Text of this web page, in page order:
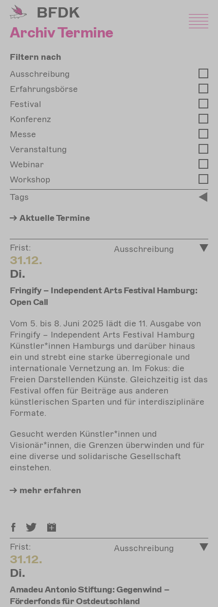
Direkt
zum
Inhalt
BFDK
Archiv Termine
Frist:
31.12.
Di.
Ausschreibung
Fringify – Independent Arts Festival Hamburg:
Open Call
Vom 5. bis 8. Juni 2025 lädt die 11. Ausgabe von
Fringify – Independent Arts Festival Hamburg
Künstler*innen Hamburgs und darüber hinaus
ein und strebt eine starke überregionale und
internationale Vernetzung an. Im Fokus: die
Freien Darstellenden Künste. Gleichzeitig ist das
Festival offen für Beiträge aus anderen
künstlerischen Sparten und für interdisziplinäre
Formate.
Gesucht werden Künstler*innen und
Visionär*innen, die Grenzen überwinden und für
eine diverse und solidarische Gesellschaft
einstehen.
mehr erfahren
Frist:
31.12.
Di.
Ausschreibung
Amadeu Antonio Stiftung: Gegenwind –
Förderfonds für Ostdeutschland
Filtern nach
Ausschreibung
Erfahrungsbörse
Festival
Konferenz
Messe
Veranstaltung
Webinar
Workshop
Tags
AktuelleTermine